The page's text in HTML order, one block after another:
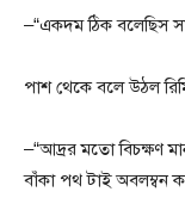
–“একদম ঠিক বলেছিস
পাশ থেকে বলে উঠল
–“আদ্রর মতো বিচক্ষণ
বাঁকা পথ টাই অবলম্বন